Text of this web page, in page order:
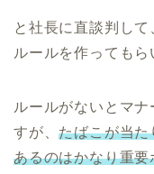
と社長に直談判し
ルールを作ってもら
ルールがないとマナ
すが、たばこが当
あるのはかなり重